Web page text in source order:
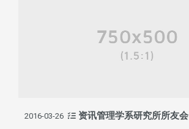
2016-03-26 资讯管理学系研究所所友会